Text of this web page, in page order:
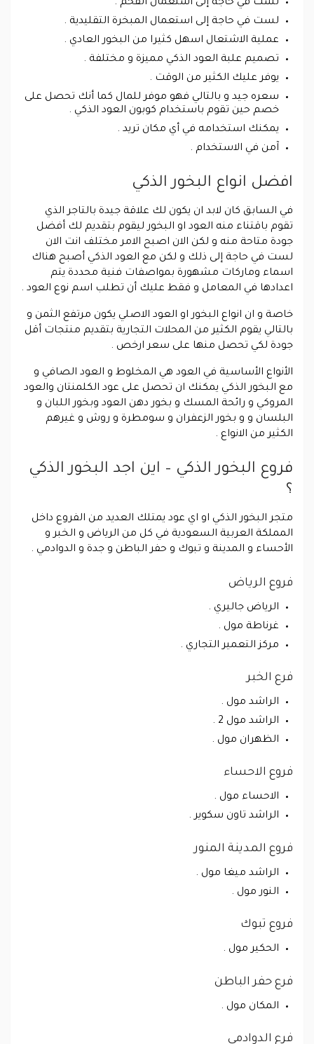
لست في حاجة إلى استعمال الفحم .
لست في حاجة إلى استعمال المبخرة التقليدية .
عملية الاشتعال اسهل كثيرا من البخور العادي .
تصميم علبة العود الذكي مميزة و مختلفة .
يوفر عليك الكثير من الوقت .
سعره جيد و بالتالي فهو موفر للمال كما أنك تحصل على
خصم حين تقوم باستخدام كوبون العود الذكي .
يمكنك استخدامه في أي مكان تريد .
آمن في الاستخدام .
افضل انواع البخور الذكي
في السابق كان لابد ان يكون لك علاقة جيدة بالتاجر الذي
تقوم باقتناء منه العود او البخور ليقوم بتقديم لك أفضل
جودة متاحة منه و لكن الان اصبح الامر مختلف انت الان
لست في حاجة إلى ذلك و لكن مع العود الذكي أصبح هناك
اسماء وماركات مشهورة بمواصفات فنية محددة يتم
اعدادها في المعامل و فقط عليك أن تطلب اسم نوع العود .
خاصة و ان انواع البخور او العود الاصلي يكون مرتفع الثمن و
بالتالي يقوم الكثير من المحلات التجارية بتقديم منتجات أقل
جودة لكي تحصل منها على سعر ارخص .
الأنواع الأساسية في العود هي المخلوط و العود الصافي و
مع البخور الذكي يمكنك ان تحصل على عود الكلمنتان والعود
المروكي و رائحة المسك و بخور دهن العود وبخور اللبان و
البلسان و و بخور الزعفران و سومطرة و روش و غيرهم
الكثير من الانواع .
فروع البخور الذكي – اين اجد البخور الذكي
؟
متجر البخور الذكي او اي عود يمتلك العديد من الفروع داخل
المملكة العربية السعودية في كل من الرياض و الخبر و
الأحساء و المدينة و تبوك و حفر الباطن و جدة و الدوادمي .
فروع الرياض
الرياض جاليري .
غرناطة مول .
مركز التعمير التجاري .
فرع الخبر
الراشد مول .
الراشد مول 2 .
الظهران مول .
فروع الاحساء
الاحساء مول .
الراشد تاون سكوير .
فروع المدينة المنور
الراشد ميغا مول .
النور مول .
فروع تبوك
الحكير مول .
فرع حفر الباطن
المكان مول .
فرع الدوادمي